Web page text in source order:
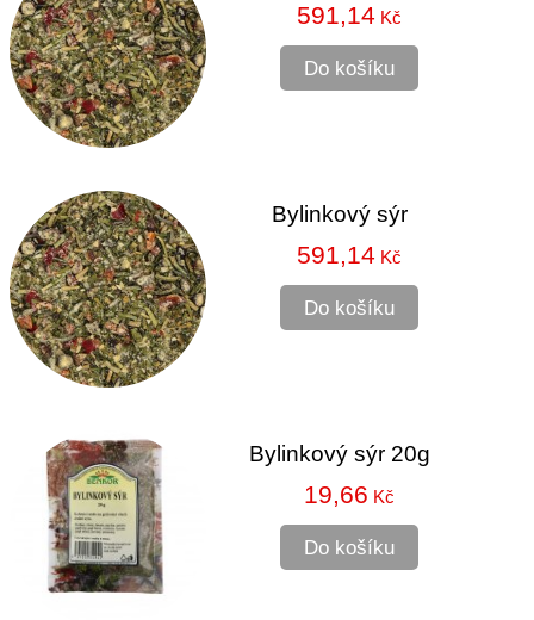
591,14 Kč
Do košíku
Bylinkový sýr
591,14 Kč
Do košíku
Bylinkový sýr 20g
19,66 Kč
Do košíku